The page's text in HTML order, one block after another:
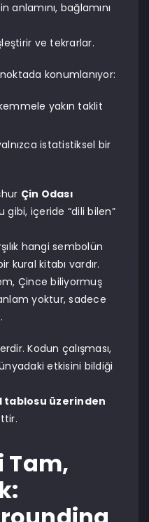
bağlamını
ve tekrarlar.
konumlanıyor:
yakın taklit
istatistiksel bir
Çin Odası
içeride “dili bilen”
hangi sembolün
kural kitabı vardır.
Çince biliyormuş
yoktur, sadece
Kodun çalışması,
etkisini bildiği
tablosu üzerinden
Tam,